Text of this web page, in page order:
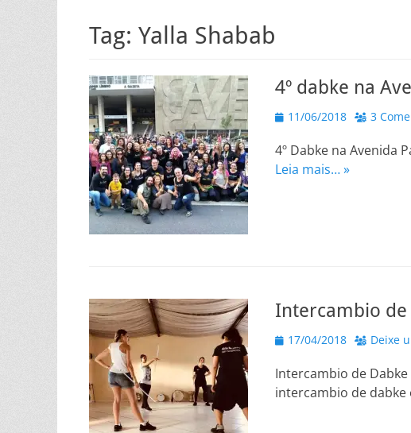
Tag: Yalla Shabab
4º dabke na
Posted
11/06/2018 3
4º Dabke na Avenida
Leia mais… »
Intercambio de
Posted
17/04/2018 Deixe
Intercambio de
intercambio de dabke